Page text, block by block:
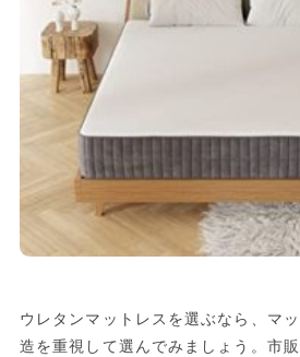
ウレタンマットレスを選ぶなら、マ
造を重視して選んでみましょう。市